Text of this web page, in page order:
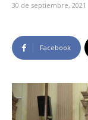
30 de septiembre, 2021
Facebook